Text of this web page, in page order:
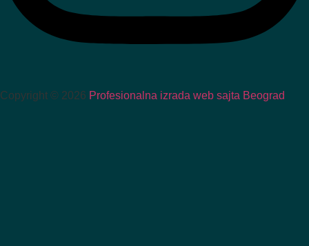
Copyright © 2026 Profesionalna izrada web sajta Beograd